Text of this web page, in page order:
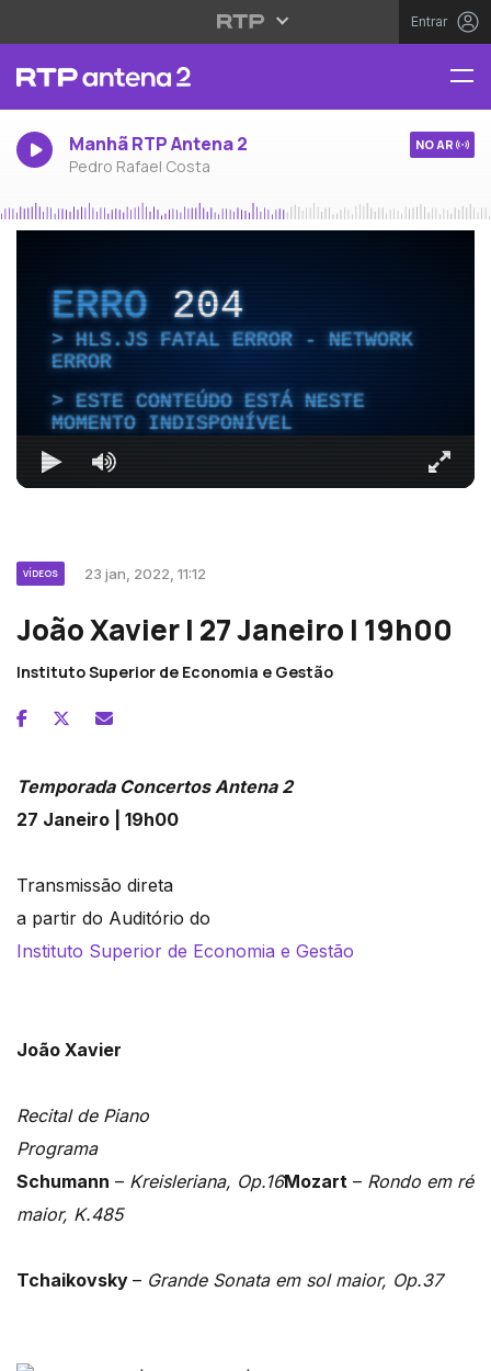
Entrar
Manhã RTP Antena 2
Pedro Rafael Costa
NO AR
ERRO204
HLS.JS FATAL ERROR - NETWORK
ERROR
ESTE CONTEÚDO ESTÁ NESTE
MOMENTO INDISPONÍVEL
VÍDEOS 23 jan, 2022, 11:12
João Xavier | 27 Janeiro | 19h00
Instituto Superior de Economia e Gestão
Temporada Concertos Antena 2
27 Janeiro | 19h00
Transmissão direta
a partir do Auditório do
Instituto Superior de Economia e Gestão
João Xavier
Recital de Piano
Programa
Schumann – Kreisleriana, Op.16Mozart – Rondo em ré
maior, K.485
Tchaikovsky – Grande Sonata em sol maior, Op.37